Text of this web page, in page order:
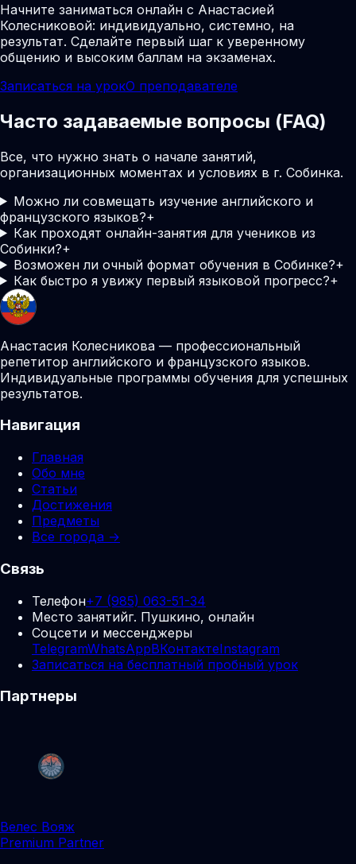
Начните заниматься онлайн с Анастасией
Колесниковой: индивидуально, системно, на
результат. Сделайте первый шаг к уверенному
общению и высоким баллам на экзаменах.
Записаться на урокО преподавателе
Часто задаваемые вопросы (FAQ)
Все, что нужно знать о начале занятий,
организационных моментах и условиях в г. Собинка.
Можно ли совмещать изучение английского и
французского языков?+
Как проходят онлайн-занятия для учеников из
Собинки?+
Возможен ли очный формат обучения в Собинке?+
Как быстро я увижу первый языковой прогресс?+
Анастасия Колесникова — профессиональный
репетитор английского и французского языков.
Индивидуальные программы обучения для успешных
результатов.
Навигация
Главная
Обо мне
Статьи
Достижения
Предметы
Все города →
Связь
Телефон+7 (985) 063-51-34
Место занятийг. Пушкино, онлайн
Соцсети и мессенджеры
TelegramWhatsAppВКонтактеInstagram
Записаться на бесплатный пробный урок
Партнеры
Велес Вояж
Premium Partner